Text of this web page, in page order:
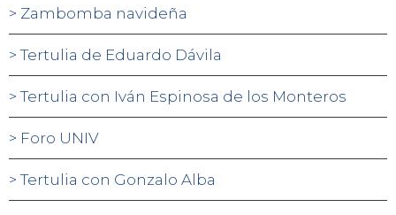
Zambomba navideña
Tertulia de Eduardo Dávila
Tertulia con Iván Espinosa de los Monteros
Foro UNIV
Tertulia con Gonzalo Alba